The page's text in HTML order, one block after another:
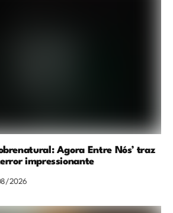
Agora Entre Nós’ traz
impressionante
2026